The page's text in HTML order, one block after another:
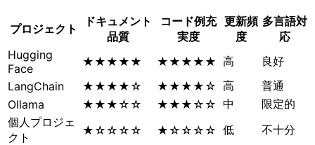
プロジェクト
ドキュメント
品質
コード例充
実度
更新頻
度
多言語対
応
Hugging
Face
★★★★★ ★★★★★ 高
良好
LangChain
★★★★☆ ★★★★☆ 高
普通
Ollama
★★★☆☆ ★★★☆☆ 中
限定的
個人プロジェ
クト
★☆☆☆☆ ★☆☆☆☆ 低 不十分